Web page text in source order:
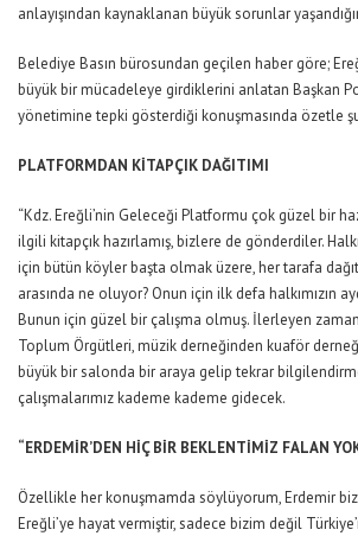
anlayışından kaynaklanan büyük sorunlar
Belediye Basın bürosundan geçilen haber göre;
büyük bir mücadeleye girdiklerini anlatan Başkan
yönetimine tepki gösterdiği konuşmasında özetle
PLATFORMDAN KİTAPÇIK DAĞITIMI
“Kdz. Ereğli’nin Geleceği Platformu çok güzel bir
ilgili kitapçık hazırlamış, bizlere de gönderdiler.
için bütün köyler başta olmak üzere, her tarafa
arasında ne oluyor? Onun için ilk defa halkımızın
Bunun için güzel bir çalışma olmuş. İlerleyen
Toplum Örgütleri, müzik derneğinden kuaför
büyük bir salonda bir araya gelip tekrar
çalışmalarımız kademe kademe gidecek.
“ERDEMİR’DEN HİÇ BİR BEKLENTİMİZ FALAN
Özellikle her konuşmamda söylüyorum, Erdemir
Ereğli’ye hayat vermiştir, sadece bizim değil